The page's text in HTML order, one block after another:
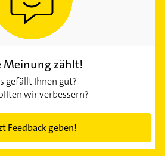
Meinung zählt!
gefällt Ihnen gut?
wir verbessern?
Feedback geben!